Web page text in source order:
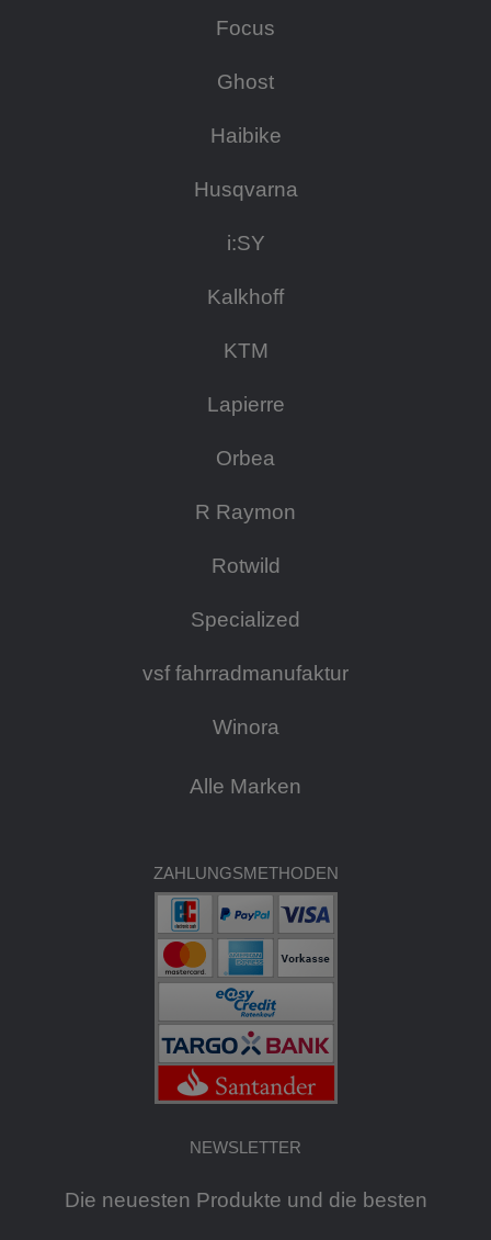
Focus
Ghost
Haibike
Husqvarna
i:SY
Kalkhoff
KTM
Lapierre
Orbea
R Raymon
Rotwild
Specialized
vsf fahrradmanufaktur
Winora
Alle Marken
ZAHLUNGSMETHODEN
NEWSLETTER
Die neuesten Produkte und die besten